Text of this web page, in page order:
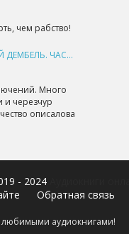
чем рабство!
ЧЁРНЫЙ ДЕМБЕЛЬ. ЧАСТЬ 1 - АНДРЕЙ ФЕДИН
Много
и черезчур
описалова
- 2024
Обратная связь
любимыми аудиокнигами!